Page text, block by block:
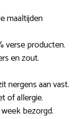
maaltijden
verse producten.
en zout.
nergens aan vast.
of allergie.
bezorgd.